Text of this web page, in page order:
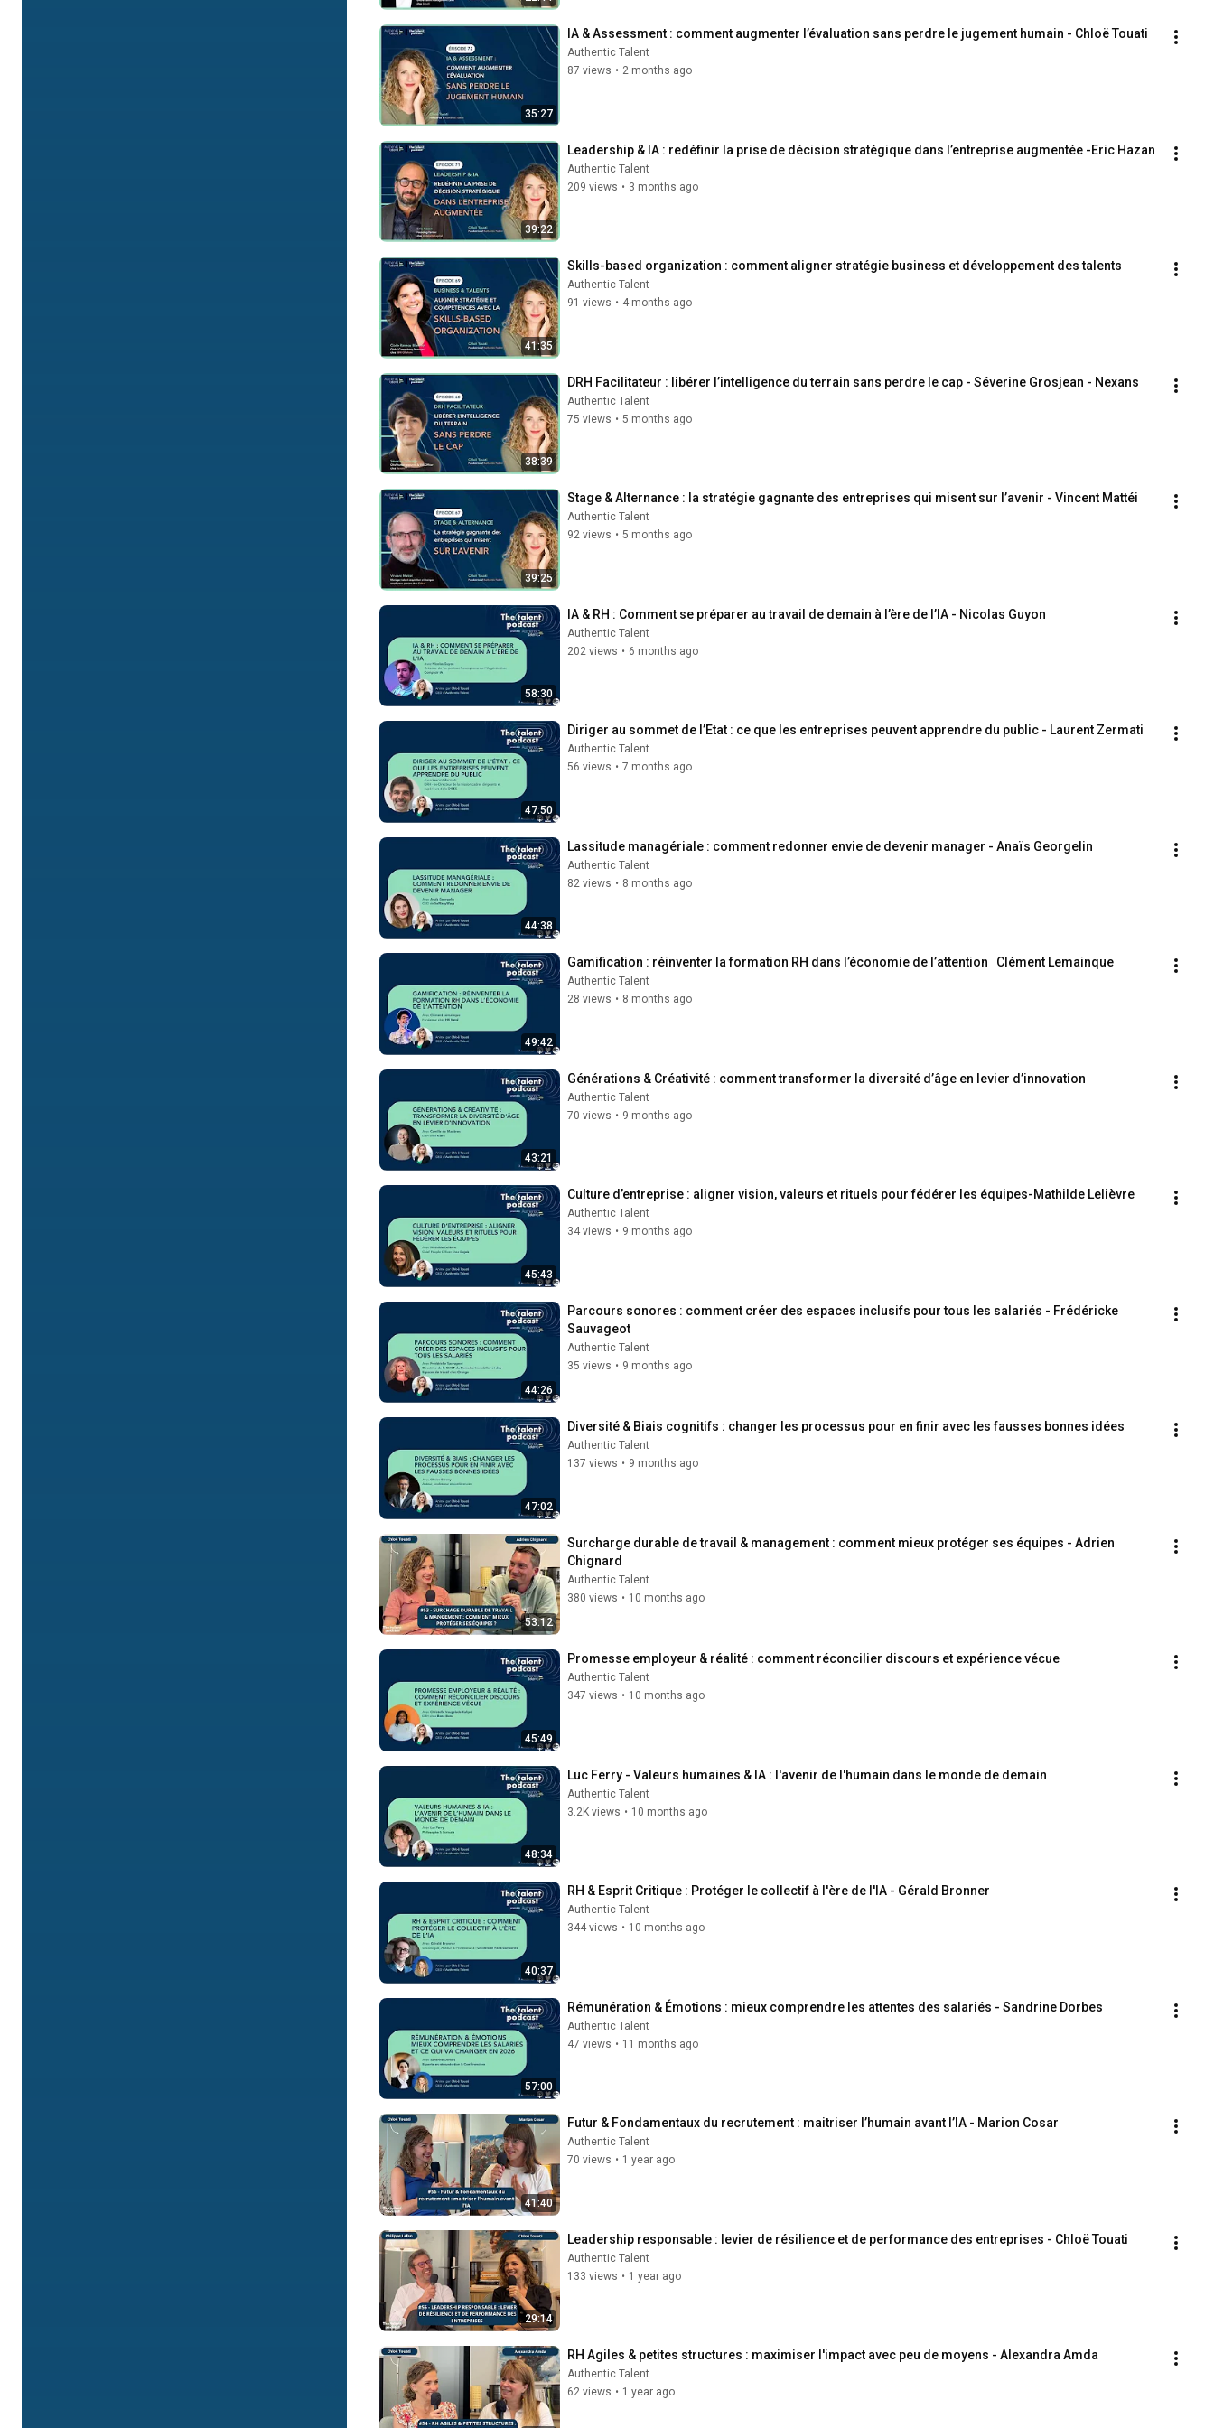
35:27
IA & Assessment : comment augmenter l’évaluation sans perdre le jugement humain - Chloë Touati
Authentic Talent
87 views • 2 months ago
39:22
Leadership & IA : redéfinir la prise de décision stratégique dans l’entreprise augmentée -Eric Hazan
Authentic Talent
209 views • 3 months ago
41:35
Skills-based organization : comment aligner stratégie business et développement des talents
Authentic Talent
91 views • 4 months ago
38:39
DRH Facilitateur : libérer l’intelligence du terrain sans perdre le cap - Séverine Grosjean - Nexans
Authentic Talent
75 views • 5 months ago
39:25
Stage & Alternance : la stratégie gagnante des entreprises qui misent sur l’avenir - Vincent Mattéi
Authentic Talent
92 views • 5 months ago
58:30
IA & RH : Comment se préparer au travail de demain à l’ère de l’IA - Nicolas Guyon
Authentic Talent
202 views • 6 months ago
47:50
Diriger au sommet de l’Etat : ce que les entreprises peuvent apprendre du public - Laurent Zermati
Authentic Talent
56 views • 7 months ago
44:38
Lassitude managériale : comment redonner envie de devenir manager - Anaïs Georgelin
Authentic Talent
82 views • 8 months ago
49:42
Gamification : réinventer la formation RH dans l’économie de l’attention   Clément Lemainque
Authentic Talent
28 views • 8 months ago
43:21
Générations & Créativité : comment transformer la diversité d’âge en levier d’innovation
Authentic Talent
70 views • 9 months ago
45:43
Culture d’entreprise : aligner vision, valeurs et rituels pour fédérer les équipes-Mathilde Lelièvre
Authentic Talent
34 views • 9 months ago
44:26
Parcours sonores : comment créer des espaces inclusifs pour tous les salariés - Frédéricke
Sauvageot
Authentic Talent
35 views • 9 months ago
47:02
Diversité & Biais cognitifs : changer les processus pour en finir avec les fausses bonnes idées
Authentic Talent
137 views • 9 months ago
53:12
Surcharge durable de travail & management : comment mieux protéger ses équipes - Adrien
Chignard
Authentic Talent
380 views • 10 months ago
45:49
Promesse employeur & réalité : comment réconcilier discours et expérience vécue
Authentic Talent
347 views • 10 months ago
48:34
Luc Ferry - Valeurs humaines & IA : l'avenir de l'humain dans le monde de demain
Authentic Talent
3.2K views • 10 months ago
40:37
RH & Esprit Critique : Protéger le collectif à l'ère de l'IA - Gérald Bronner
Authentic Talent
344 views • 10 months ago
57:00
Rémunération & Émotions : mieux comprendre les attentes des salariés - Sandrine Dorbes
Authentic Talent
47 views • 11 months ago
41:40
Futur & Fondamentaux du recrutement : maitriser l’humain avant l’IA - Marion Cosar
Authentic Talent
70 views • 1 year ago
29:14
Leadership responsable : levier de résilience et de performance des entreprises - Chloë Touati
Authentic Talent
133 views • 1 year ago
RH Agiles & petites structures : maximiser l'impact avec peu de moyens - Alexandra Amda
Authentic Talent
62 views • 1 year ago